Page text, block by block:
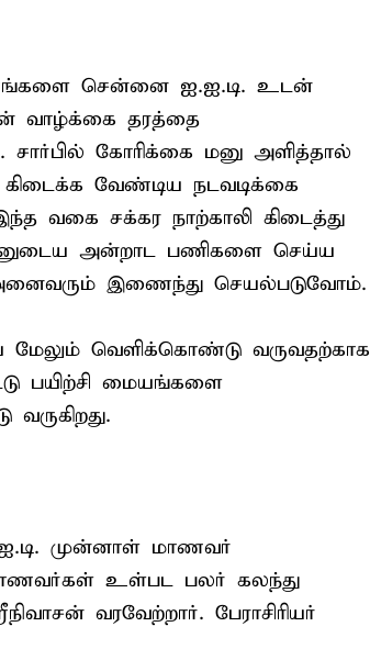
சென்னை ஐ.ஐ.டி. உடன்
வாழ்க்கை தரத்தை
கோரிக்கை மனு அளித்தால்
வேண்டிய நடவடிக்கை
வகை சக்கர நாற்காலி கிடைத்து
அன்றாட பணிகளை செய்ய
இணைந்து செயல்படுவோம்.
மேலும் வெளிக்கொண்டு வருவதற்காக
பயிற்சி மையங்களை
முன்னாள் மாணவர்
மாணவர்கள் உள்பட பலர் கலந்து
வரவேற்றார். பேராசிரியர்